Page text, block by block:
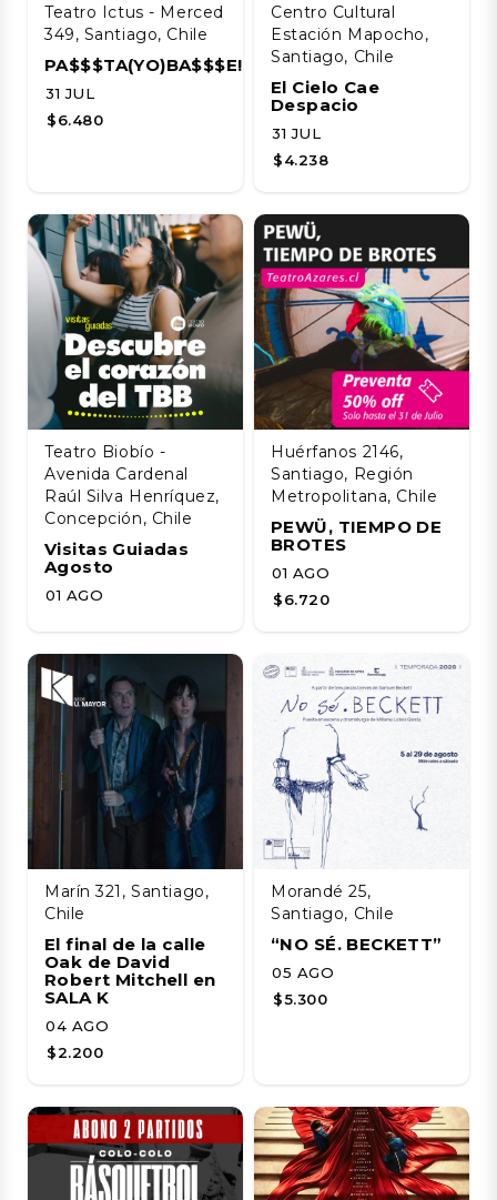
Teatro Ictus - Merced
349, Santiago, Chile
PA$$$TA(YO)BA$$$E!!!!
31 JUL
$6.480
Centro Cultural
Estación Mapocho,
Santiago, Chile
El Cielo Cae
Despacio
31 JUL
$4.238
Teatro Biobío -
Avenida Cardenal
Raúl Silva Henríquez,
Concepción, Chile
Visitas Guiadas
Agosto
01 AGO
Huérfanos 2146,
Santiago, Región
Metropolitana, Chile
PEWÜ, TIEMPO DE
BROTES
01 AGO
$6.720
Marín 321, Santiago,
Chile
El final de la calle
Oak de David
Robert Mitchell en
SALA K
04 AGO
$2.200
Morandé 25,
Santiago, Chile
“NO SÉ. BECKETT”
05 AGO
$5.300